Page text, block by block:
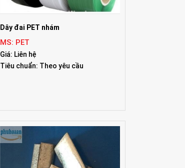
Dây đai PET nhám
MS: PET
Giá: Liên hệ
Tiêu chuẩn: Theo yêu cầu